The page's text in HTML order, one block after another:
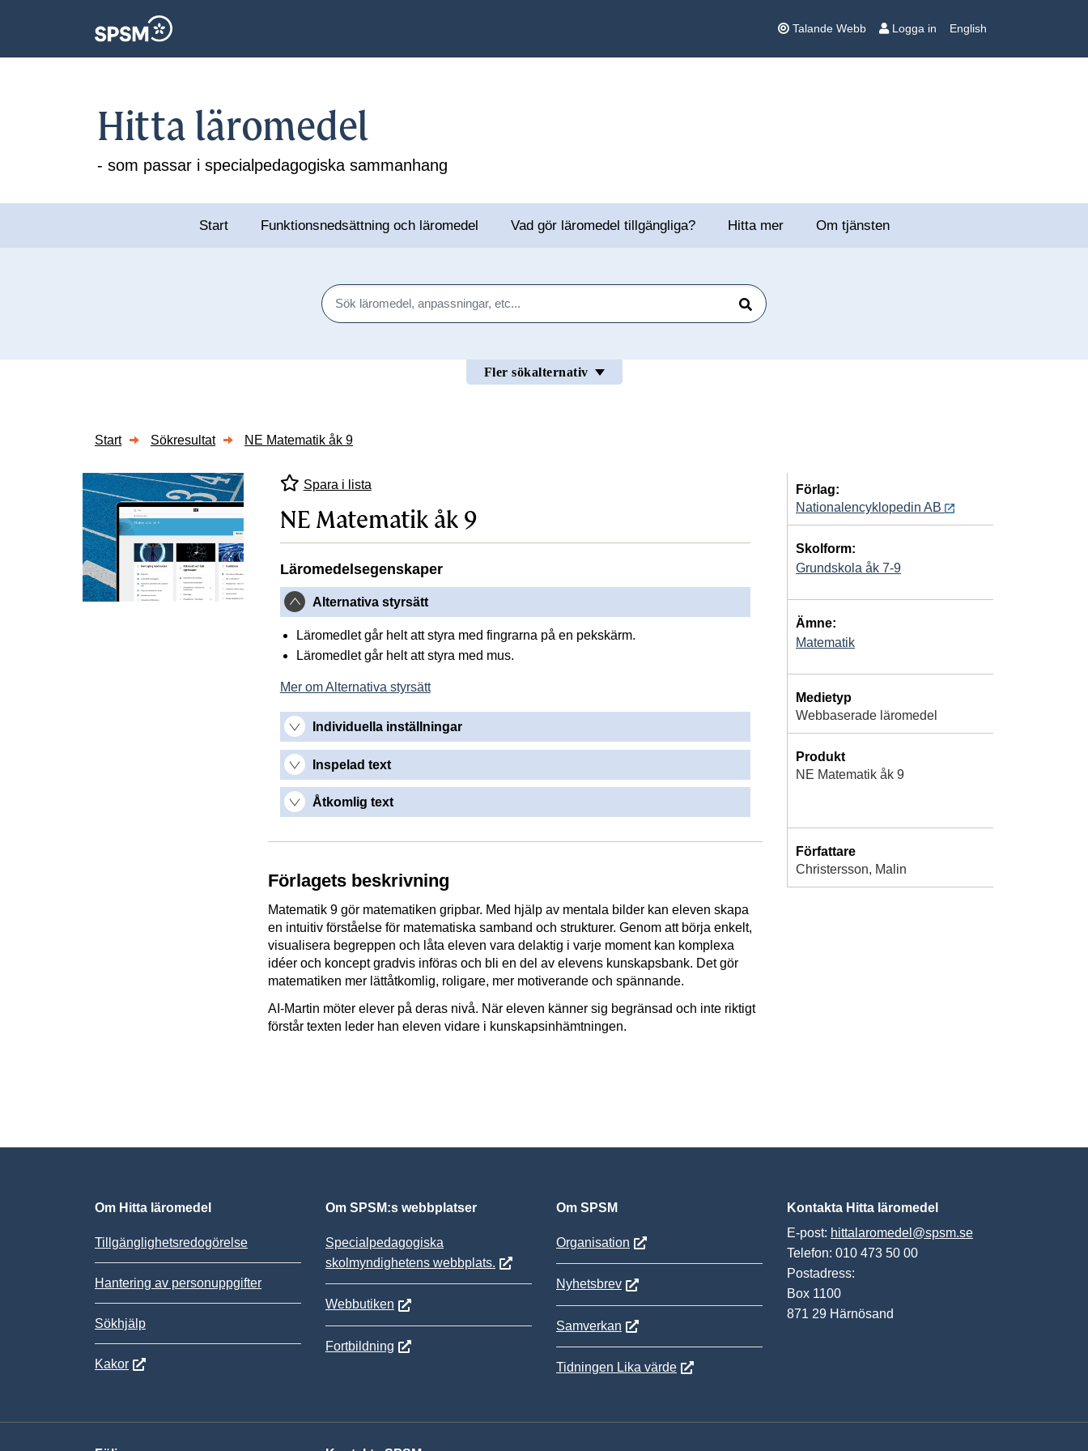
Talande Webb Logga in English
Hitta läromedel
- som passar i specialpedagogiska sammanhang
Start Funktionsnedsättning och läromedel Vad gör läromedel tillgängliga? Hitta mer Om tjänsten
Sök
Sök
Fler sökalternativ
Start Sökresultat NE Matematik åk 9
Spara i lista
NE Matematik åk 9
Läromedelsegenskaper
Alternativa styrsätt
Läromedlet går helt att styra med fingrarna på en pekskärm.
Läromedlet går helt att styra med mus.
Mer om Alternativa styrsätt
Individuella inställningar
Inspelad text
Åtkomlig text
Förlagets beskrivning
Matematik 9 gör matematiken gripbar. Med hjälp av mentala bilder kan eleven skapa
en intuitiv förståelse för matematiska samband och strukturer. Genom att börja enkelt,
visualisera begreppen och låta eleven vara delaktig i varje moment kan komplexa
idéer och koncept gradvis införas och bli en del av elevens kunskapsbank. Det gör
matematiken mer lättåtkomlig, roligare, mer motiverande och spännande.
AI-Martin möter elever på deras nivå. När eleven känner sig begränsad och inte riktigt
förstår texten leder han eleven vidare i kunskapsinhämtningen.
Förlag:
Nationalencyklopedin AB
Skolform:
Grundskola åk 7-9
Ämne:
Matematik
Medietyp
Webbaserade läromedel
Produkt
NE Matematik åk 9
Författare
Christersson, Malin
Om Hitta läromedel
Tillgänglighetsredogörelse
Hantering av personuppgifter
Sökhjälp
Kakor
Om SPSM:s webbplatser
Specialpedagogiska
skolmyndighetens webbplats.
Webbutiken
Fortbildning
Om SPSM
Organisation
Nyhetsbrev
Samverkan
Tidningen Lika värde
Kontakta Hitta läromedel
E-post: hittalaromedel@spsm.se
Telefon: 010 473 50 00
Postadress:
Box 1100
871 29 Härnösand